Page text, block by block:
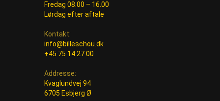
Fredag 08.00 – 16.00
Lørdag efter aftale
Kontakt:
info@billeschou.dk
+45 75 14 27 00
Addresse:
Kvaglundvej 94
6705 Esbjerg Ø